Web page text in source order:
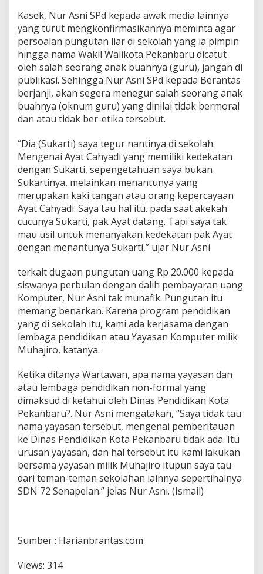
Kasek, Nur Asni SPd kepada awak media lainnya
yang turut mengkonfirmasikannya meminta agar
persoalan pungutan liar di sekolah yang ia pimpin
hingga nama Wakil Walikota Pekanbaru dicatut
oleh salah seorang anak buahnya (guru), jangan di
publikasi. Sehingga Nur Asni SPd kepada Berantas
berjanji, akan segera menegur salah seorang anak
buahnya (oknum guru) yang dinilai tidak bermoral
dan atau tidak ber-etika tersebut.
“Dia (Sukarti) saya tegur nantinya di sekolah.
Mengenai Ayat Cahyadi yang memiliki kedekatan
dengan Sukarti, sepengetahuan saya bukan
Sukartinya, melainkan menantunya yang
merupakan kaki tangan atau orang kepercayaan
Ayat Cahyadi. Saya tau hal itu. pada saat akekah
cucunya Sukarti, pak Ayat datang. Tapi saya tak
mau usil untuk menanyakan kedekatan pak Ayat
dengan menantunya Sukarti,” ujar Nur Asni
terkait dugaan pungutan uang Rp 20.000 kepada
siswanya perbulan dengan dalih pembayaran uang
Komputer, Nur Asni tak munafik. Pungutan itu
memang benarkan. Karena program pendidikan
yang di sekolah itu, kami ada kerjasama dengan
lembaga pendidikan atau Yayasan Komputer milik
Muhajiro, katanya.
Ketika ditanya Wartawan, apa nama yayasan dan
atau lembaga pendidikan non-formal yang
dimaksud di ketahui oleh Dinas Pendidikan Kota
Pekanbaru?. Nur Asni mengatakan, “Saya tidak tau
nama yayasan tersebut, mengenai pemberitauan
ke Dinas Pendidikan Kota Pekanbaru tidak ada. Itu
urusan yayasan, dan hal tersebut itu kami lakukan
bersama yayasan milik Muhajiro itupun saya tau
dari teman-teman sekolahan lainnya sepertihalnya
SDN 72 Senapelan.” jelas Nur Asni. (Ismail)
Sumber : Harianbrantas.com
Views: 314